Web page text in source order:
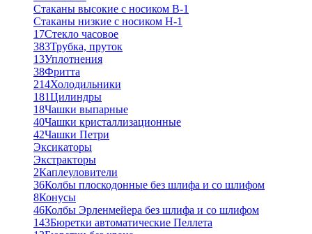
Стаканы высокие с носиком В-1
Стаканы низкие с носиком Н-1
17Стекло часовое
383Трубка, пруток
13Уплотнения
38Фритта
214Холодильники
181Цилиндры
18Чашки выпарные
40Чашки кристаллизационные
42Чашки Петри
Эксикаторы
Экстракторы
2Каплеуловители
36Колбы плоскодонные без шлифа и со шлифом
8Конусы
46Колбы Эрленмейера без шлифа и со шлифом
143Бюретки автоматические Пеллета